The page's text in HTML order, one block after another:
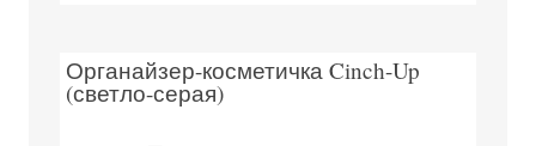
Органайзер-косметичка Cinch-Up
(светло-серая)